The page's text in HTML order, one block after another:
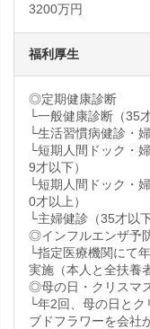
3200万円
福利厚生
◎定期健康診断
└一般健康診断（35
└生活習慣病健診・
└短期人間ドック・
9才以下）
└短期人間ドック・
0才以上）
└主婦健診（35才以下
◎インフルエンザ予
└指定医療機関にて
実施（本人と全扶養
◎母の日・クリスマ
└年2回、母の日と
ブドフラワーを会社